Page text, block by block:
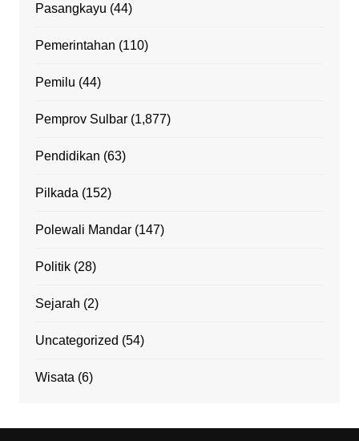
Pasangkayu (44)
Pemerintahan (110)
Pemilu (44)
Pemprov Sulbar(1,877)
Pendidikan (63)
Pilkada (152)
Polewali Mandar(147)
Politik(28)
Sejarah (2)
Uncategorized (54)
Wisata (6)